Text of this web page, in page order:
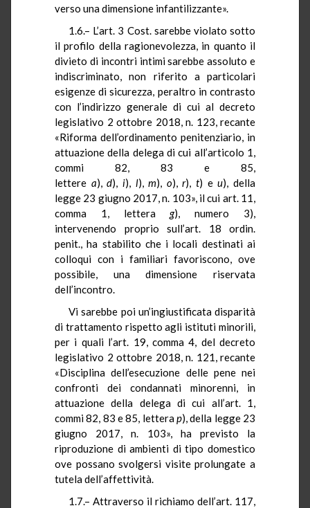
verso una dimensione infantilizzante».
1.6.– L’art. 3 Cost. sarebbe violato sotto
il profilo della ragionevolezza, in quanto il
divieto di incontri intimi sarebbe assoluto e
indiscriminato, non riferito a particolari
esigenze di sicurezza, peraltro in contrasto
con l’indirizzo generale di cui al decreto
legislativo 2 ottobre 2018, n. 123, recante
«Riforma dell’ordinamento penitenziario, in
attuazione della delega di cui all’articolo 1,
commi 82, 83 e 85,
lettere a),d), i), l),m), o),r),t) eu), della
legge 23 giugno 2017, n. 103», il cui art. 11,
comma 1, letterag), numero 3),
intervenendo proprio sull’art. 18 ordin.
penit., ha stabilito che i locali destinati ai
colloqui con i familiari favoriscono, ove
possibile, una dimensione riservata
dell’incontro.
Vi sarebbe poi un’ingiustificata disparità
di trattamento rispetto agli istituti minorili,
per i quali l’art. 19, comma 4, del decreto
legislativo 2 ottobre 2018, n. 121, recante
«Disciplina dell’esecuzione delle pene nei
confronti dei condannati minorenni, in
attuazione della delega di cui all’art. 1,
commi 82, 83 e 85, letterap), della legge 23
giugno 2017, n. 103», ha previsto la
riproduzione di ambienti di tipo domestico
ove possano svolgersi visite prolungate a
tutela dell’affettività.
1.7.– Attraverso il richiamo dell’art. 117,